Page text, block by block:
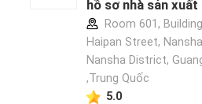
hồ sơ nhà sản xuất
Room 601,
Haipan Street,
Nansha District,
,Trung Quốc
5.0